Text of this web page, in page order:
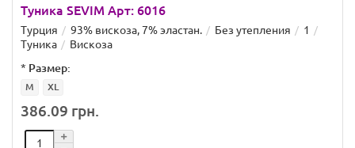
Туника SEVIM Арт: 6016
Турция 93% вискоза, 7% эластан. Без утепления
1
Туника
Вискоза
* Размер:
M XL
386.09 грн.